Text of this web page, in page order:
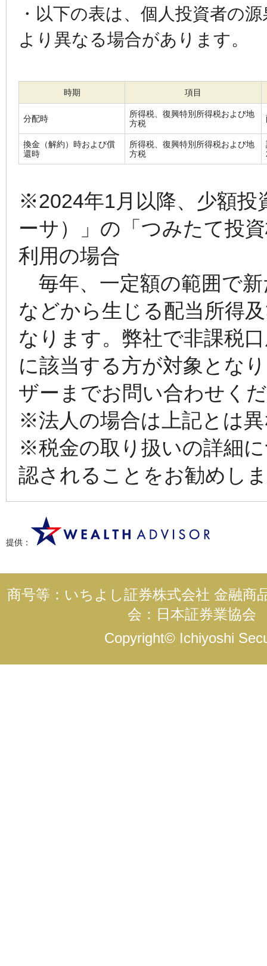
・以下の表は、個人投資者の
より異なる場合があります。
時期 項目
分配時
所得税、復興特別所得税および地
方税
換金（解約）時および償
還時
所得税、復興特別所得税および地
方税
※2024年1月以降、少額投
ーサ）」の「つみたて投
利用の場合
毎年、一定額の範囲で
などから生じる配当所得
なります。弊社で非課税
に該当する方が対象とな
ザーまでお問い合わせく
※法人の場合は上記とは
※税金の取り扱いの詳細
認されることをお勧めし
提供：
商号等：いちよし証券株式会社 金融
会：日本証券業協会
Copyright© Ichiyoshi